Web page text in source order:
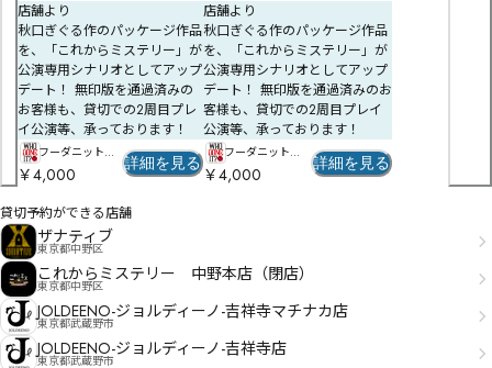
店舗より
秋口ぎぐる作のパッケージ作品
を、「これからミステリー」が
公演専用シナリオとしてアップ
デート！ 無印版を通過済みの
お客様も、貸切での2周目プレ
イ公演等、承っております！
フーダニット大
阪
￥4,000
詳細を見る
店舗より
秋口ぎぐる作のパッケージ作品
を、「これからミステリー」が
公演専用シナリオとしてアップ
デート！ 無印版を通過済みのお
客様も、貸切での2周目プレイ
公演等、承っております！
フーダニット大
阪
￥4,000
詳細を見る
貸切予約ができる店舗
ザナティブ
東京都中野区
これからミステリー 中野本店（閉店）
東京都中野区
JOLDEENO-ジョルディーノ-吉祥寺マチナカ店
東京都武蔵野市
JOLDEENO-ジョルディーノ-吉祥寺店
東京都武蔵野市